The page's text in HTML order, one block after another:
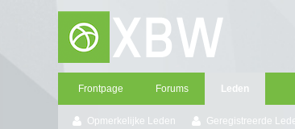
Frontpage Forums Leden
Opmerkelijke Leden Geregistreerde